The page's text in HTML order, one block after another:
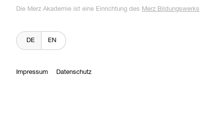
Die Merz Akademie ist eine Einrichtung des Merz Bildungswerks
DE EN
Impressum Datenschutz